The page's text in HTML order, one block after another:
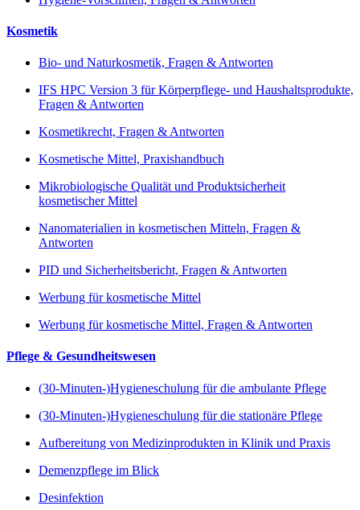
Kosmetik
Bio- und Naturkosmetik, Fragen & Antworten
IFS HPC Version 3 für Körperpflege- und Haushaltsprodukte,
Fragen & Antworten
Kosmetikrecht, Fragen & Antworten
Kosmetische Mittel, Praxishandbuch
Mikrobiologische Qualität und Produktsicherheit
kosmetischer Mittel
Nanomaterialien in kosmetischen Mitteln, Fragen &
Antworten
PID und Sicherheitsbericht, Fragen & Antworten
Werbung für kosmetische Mittel
Werbung für kosmetische Mittel, Fragen & Antworten
Pflege & Gesundheitswesen
(30-Minuten-)Hygieneschulung für die ambulante Pflege
(30-Minuten-)Hygieneschulung für die stationäre Pflege
Aufbereitung von Medizinprodukten in Klinik und Praxis
Demenzpflege im Blick
Desinfektion